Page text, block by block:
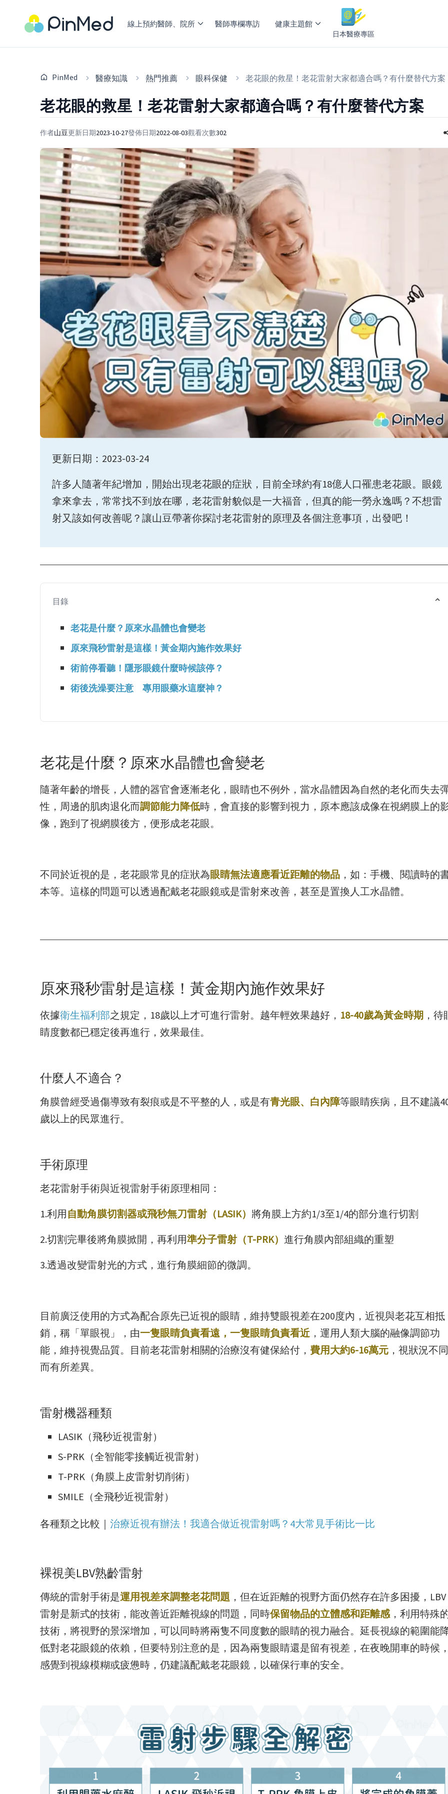
線上預約醫師、院所 醫師專欄專訪 健康主題館
日本醫療專區
PinMed 醫療知識 熱門推薦 眼科保健 老花眼的救星！老花雷射大家都適合嗎？有什麼替代方案
老花眼的救星！老花雷射大家都適合嗎？有什麼替代方案
作者山豆更新日期2023-10-27發佈日期2022-08-03觀看次數302
更新日期：2023-03-24
許多人隨著年紀增加，開始出現老花眼的症狀，目前全球約有18億人口罹患老花眼。眼鏡
拿來拿去，常常找不到放在哪，老花雷射貌似是一大福音，但真的能一勞永逸嗎？不想雷
射又該如何改善呢？讓山豆帶著你探討老花雷射的原理及各個注意事項，出發吧！
目錄
老花是什麼？原來水晶體也會變老
原來飛秒雷射是這樣！黃金期內施作效果好
術前停看聽！隱形眼鏡什麼時候該停？
術後洗澡要注意 專用眼藥水這麼神？
老花是什麼？原來水晶體也會變老
隨著年齡的增長，人體的器官會逐漸老化，眼睛也不例外，當水晶體因為自然的老化而失去
性，周邊的肌肉退化而調節能力降低時，會直接的影響到視力，原本應該成像在視網膜上的
像，跑到了視網膜後方，便形成老花眼。
不同於近視的是，老花眼常見的症狀為眼睛無法適應看近距離的物品 ，如：手機、閱讀時的
本等。這樣的問題可以透過配戴老花眼鏡或是雷射來改善，甚至是置換人工水晶體。
原來飛秒雷射是這樣！黃金期內施作效果好
依據衛生福利部之規定，18歲以上才可進行雷射。越年輕效果越好， 18-40歲為黃金時期 ，待
睛度數都已穩定後再進行，效果最佳。
什麼人不適合？
角膜曾經受過傷導致有裂痕或是不平整的人，或是有青光眼、白內障等眼睛疾病，且不建議
歲以上的民眾進行。
手術原理
老花雷射手術與近視雷射手術原理相同：
1.利用自動角膜切割器或飛秒無刀雷射（LASIK） 將角膜上方約1/3至1/4的部分進行切割
2.切割完畢後將角膜掀開，再利用準分子雷射（T-PRK） 進行角膜內部組織的重塑
3.透過改變雷射光的方式，進行角膜細節的微調。
目前廣泛使用的方式為配合原先已近視的眼睛，維持雙眼視差在200度內，近視與老花互相抵
銷，稱「單眼視」，由一隻眼睛負責看遠，一隻眼睛負責看近 ，運用人類大腦的融像調節功
能，維持視覺品質。
目前老花雷射相關的治療沒有健保給付， 費用大約6-16萬元 ，視狀況不同
而有所差異。
雷射機器種類
LASIK（飛秒近視雷射）
S-PRK（全智能零接觸近視雷射）
T-PRK（角膜上皮雷射切削術）
SMILE（全飛秒近視雷射）
各種類之比較｜ 治療近視有辦法！我適合做近視雷射嗎？4大常見手術比一比
裸視美LBV熟齡雷射
傳統的雷射手術是運用視差來調整老花問題 ，但在近距離的視野方面仍然存在許多困擾，LBV
雷射是新式的技術，能改善近距離視線的問題，同時保留物品的立體感和距離感 ，利用特殊
技術，將視野的景深增加，可以同時將兩隻不同度數的眼睛的視力融合。延長視線的範圍能
低對老花眼鏡的依賴，但要特別注意的是，因為兩隻眼睛還是留有視差，在夜晚開車的時候
感覺到視線模糊或疲憊時，仍建議配戴老花眼鏡，以確保行車的安全。